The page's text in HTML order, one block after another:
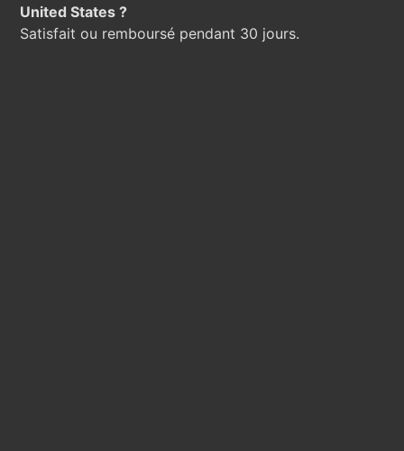
United States ?
Satisfait ou remboursé pendant 30 jours.